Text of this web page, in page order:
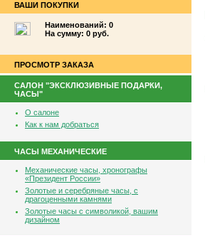
ВАШИ ПОКУПКИ
Наименований: 0
На сумму: 0 руб.
ПРОСМОТР ЗАКАЗА
САЛОН "ЭКСКЛЮЗИВНЫЕ ПОДАРКИ,
ЧАСЫ"
О салоне
Как к нам добраться
ЧАСЫ МЕХАНИЧЕСКИЕ
Механические часы, хронографы
«Президент России»
Золотые и серебряные часы, с
драгоценными камнями
Золотые часы с символикой, вашим
дизайном